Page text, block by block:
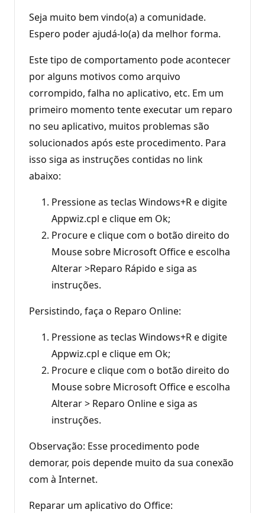
Seja muito bem vindo(a) a comunidade.
Espero poder ajudá-lo(a) da melhor forma.
Este tipo de comportamento pode acontecer
por alguns motivos como arquivo
corrompido, falha no aplicativo, etc. Em um
primeiro momento tente executar um reparo
no seu aplicativo, muitos problemas são
solucionados após este procedimento. Para
isso siga as instruções contidas no link
abaixo:
Pressione as teclas Windows+R e digite
Appwiz.cpl e clique em Ok;
Procure e clique com o botão direito do
Mouse sobre Microsoft Office e escolha
Alterar >Reparo Rápido e siga as
instruções.
Persistindo, faça o Reparo Online:
Pressione as teclas Windows+R e digite
Appwiz.cpl e clique em Ok;
Procure e clique com o botão direito do
Mouse sobre Microsoft Office e escolha
Alterar > Reparo Online e siga as
instruções.
Observação: Esse procedimento pode
demorar, pois depende muito da sua conexão
com à Internet.
Reparar um aplicativo do Office: